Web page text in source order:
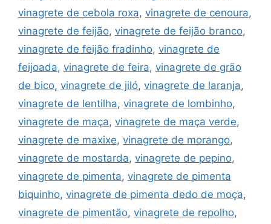
vinagrete de cebola roxa, vinagrete de cenoura,
vinagrete de feijão, vinagrete de feijão branco,
vinagrete de feijão fradinho, vinagrete de
feijoada, vinagrete de feira, vinagrete de grão
de bico, vinagrete de jiló, vinagrete de laranja,
vinagrete de lentilha, vinagrete de lombinho,
vinagrete de maça, vinagrete de maça verde,
vinagrete de maxixe, vinagrete de morango,
vinagrete de mostarda, vinagrete de pepino,
vinagrete de pimenta, vinagrete de pimenta
biquinho, vinagrete de pimenta dedo de moça,
vinagrete de pimentão, vinagrete de repolho,